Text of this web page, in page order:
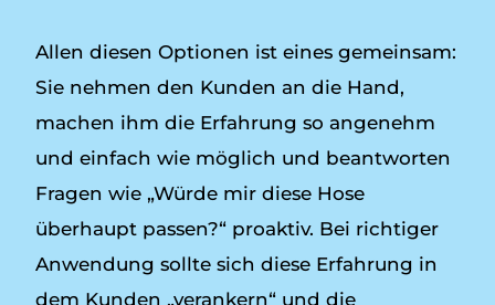
Allen diesen Optionen ist eines gemeinsam:
Sie nehmen den Kunden an die Hand,
machen ihm die Erfahrung so angenehm
und einfach wie möglich und beantworten
Fragen wie „Würde mir diese Hose
überhaupt passen?“ proaktiv. Bei richtiger
Anwendung sollte sich diese Erfahrung in
dem Kunden „verankern“ und die